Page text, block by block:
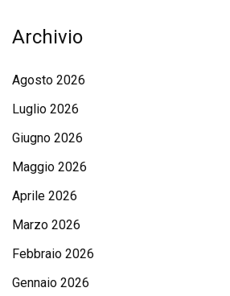
Archivio
Agosto 2026
Luglio 2026
Giugno 2026
Maggio 2026
Aprile 2026
Marzo 2026
Febbraio 2026
Gennaio 2026